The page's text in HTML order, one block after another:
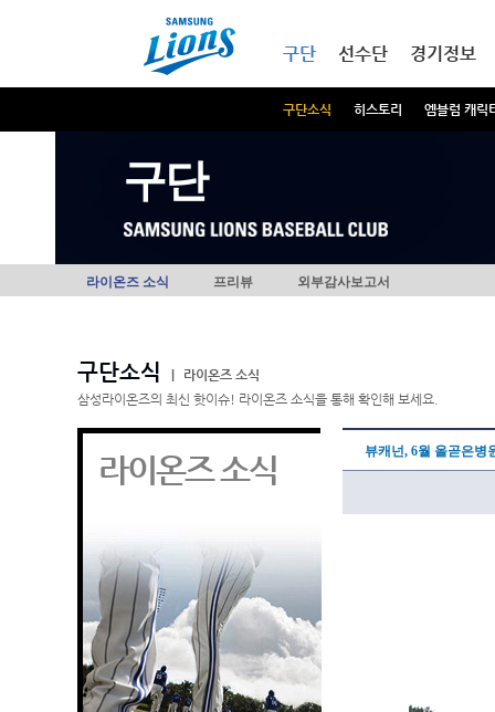
구단
구단소식 히스토리 엠블럼 캐릭
선수단 경기정보
구단
라이온즈 소식 프리뷰 외부감사보고서
구단소식
라이온즈 소식
삼성라이온즈의 최신 핫이슈! 라이온즈 소식을 통해 확인해 보세요.
라이온즈 소식 뷰캐넌, 6월 올곧은병